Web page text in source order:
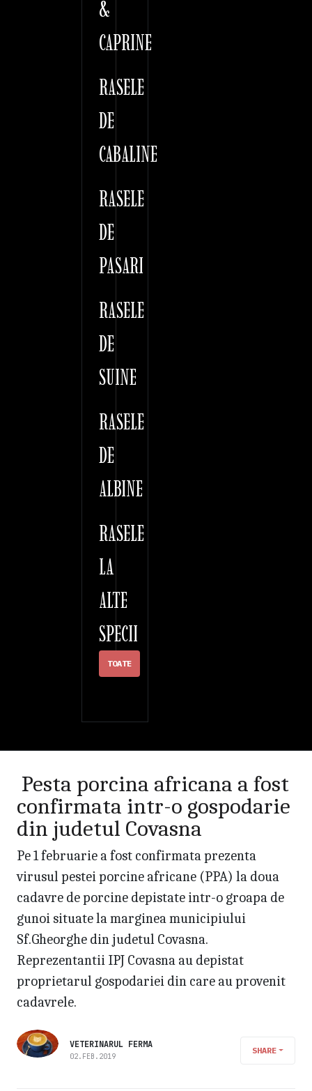
&
CAPRINE
RASELE
DE
CABALINE
RASELE
DE
PASARI
RASELE
DE
SUINE
RASELE
DE
ALBINE
RASELE
LA
ALTE
SPECII
TOATE
Pesta porcina africana a fost
confirmata intr-o gospodarie
din judetul Covasna
Pe 1 februarie a fost confirmata prezenta
virusul pestei porcine africane (PPA) la doua
cadavre de porcine depistate intr-o groapa de
gunoi situate la marginea municipiului
Sf.Gheorghe din judetul Covasna.
Reprezentantii IPJ Covasna au depistat
proprietarul gospodariei din care au provenit
cadavrele.
VETERINARUL FERMA
02.FEB.2019
SHARE